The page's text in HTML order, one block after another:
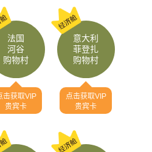
法国
河谷
购物村
击获取VIP
贵宾卡
意大利
菲登扎
购物村
点击获取VIP
贵宾卡